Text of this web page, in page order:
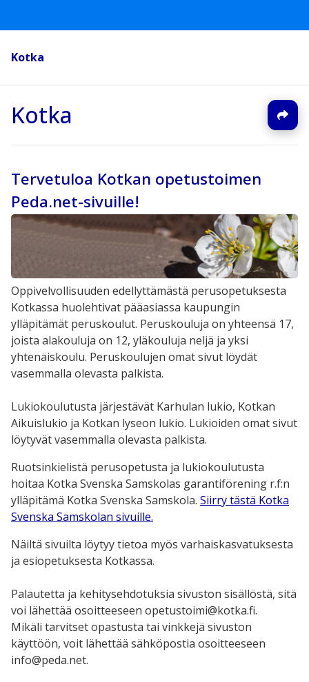
Kotka
Kotka
Tervetuloa Kotkan opetustoimen
Peda.net-sivuille!
Oppivelvollisuuden edellyttämästä perusopetuksesta
Kotkassa huolehtivat pääasiassa kaupungin
ylläpitämät peruskoulut. Peruskouluja on yhteensä 17,
joista alakouluja on 12, yläkouluja neljä ja yksi
yhtenäiskoulu. Peruskoulujen omat sivut löydät
vasemmalla olevasta palkista.
Lukiokoulutusta järjestävät Karhulan lukio, Kotkan
Aikuislukio ja Kotkan lyseon lukio. Lukioiden omat sivut
löytyvät vasemmalla olevasta palkista.
Ruotsinkielistä perusopetusta ja lukiokoulutusta
hoitaa Kotka Svenska Samskolas garantiförening r.f:n
ylläpitämä Kotka Svenska Samskola. Siirry tästä Kotka
Svenska Samskolan sivuille.
Näiltä sivuilta löytyy tietoa myös varhaiskasvatuksesta
ja esiopetuksesta Kotkassa.
Palautetta ja kehitysehdotuksia sivuston sisällöstä, sitä
voi lähettää osoitteeseen opetustoimi@kotka.fi.
Mikäli tarvitset opastusta tai vinkkejä sivuston
käyttöön, voit lähettää sähköpostia osoitteeseen
info@peda.net.